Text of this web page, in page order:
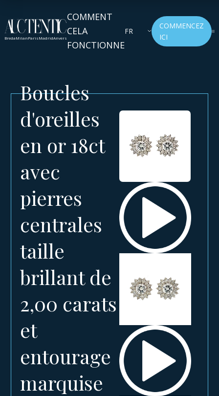
BredaMilanParisMadridAnvers
COMMENT
CELA
FONCTIONNE
FR
COMMENCEZ
ICI
Boucles
d'oreilles
en or 18ct
avec
pierres
centrales
taille
brillant de
2,00 carats
et
entourage
marquise